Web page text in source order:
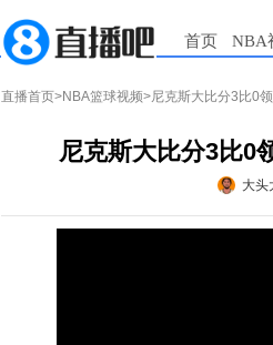
首页 NBA
直播首页>NBA篮球视频>尼克斯大比分3比0
尼克斯大比分3比0
大头